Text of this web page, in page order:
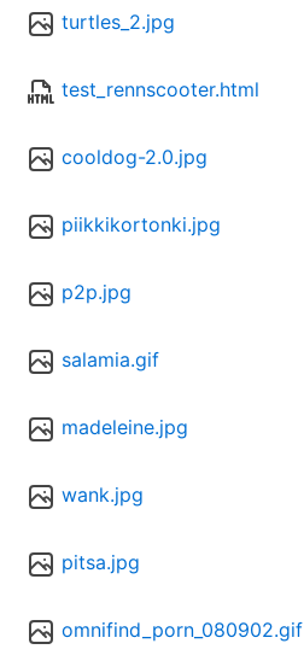
turtles_2.jpg
test_rennscooter.html
cooldog-2.0.jpg
piikkikortonki.jpg
p2p.jpg
salamia.gif
madeleine.jpg
wank.jpg
pitsa.jpg
omnifind_porn_080902.gif